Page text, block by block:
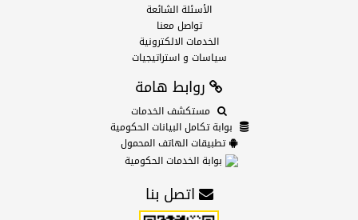
الأسئلة الشائعة
تواصل معنا
الخدمات الالكترونية
سياسات و استراتيجيات
روابط هامة
مستكشف الخدمات
بوابة تكامل البيانات الحكومية
تطبيقات الهاتف المحمول
بوابة الخدمات الحكومية
اتصل بنا